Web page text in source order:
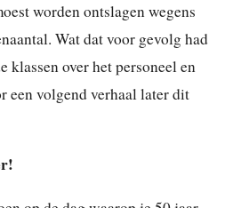
worden ontslagen wegens
Wat dat voor gevolg had
klassen over het personeel en
een volgend verhaal later dit